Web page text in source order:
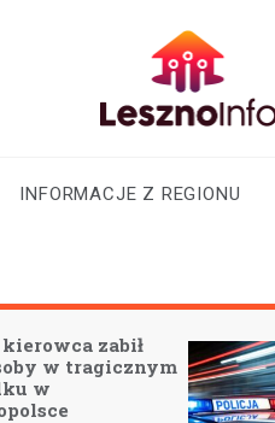
aktualności
INFORMACJE Z REGIONU
zabił
w tragicznym
w